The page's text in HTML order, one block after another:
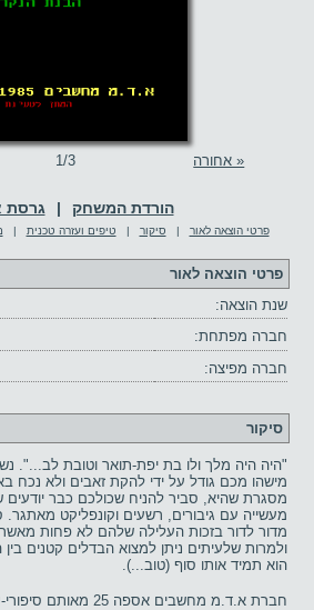
1/3 « אחורה
הורדת המשחק | גרסת
פרטי הוצאה לאור | סיקור | טיפים ועזרה טכנית |
פרטי הוצאה לאור
שנת הוצאה:
חברה מפתחת:
חברה מפיצה:
סיקור
"היה היה מלך ולו בת יפת-תואר וטובת לב...".
מישהו מכם גודל על ידי להקת זאבים ולא נכח
מסגרת שהיא, סביר להניח שכולכם כבר יודעים
מעשייה עם גיבורים, רשעים וקונפליקט מאתגר.
מדור לדור בזכות העלילה שלהם לא פחות
ולמרות שלעיתים ניתן למצוא הבדלים קטנים
הוא תמיד אותו סוף (טוב...).
חברת א.ד.מ מחשבים